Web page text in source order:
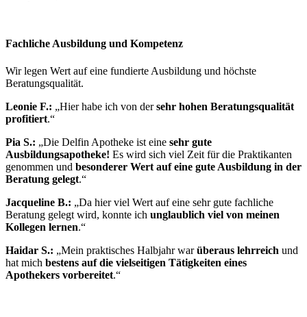
Fachliche Ausbildung und Kompetenz
Wir legen Wert auf eine fundierte Ausbildung und höchste
Beratungsqualität.
Leonie F.: „Hier habe ich von dersehr hohen Beratungsqualität
profitiert.“
Pia S.: „Die Delfin Apotheke ist eine sehr gute
Ausbildungsapotheke! Es wird sich viel Zeit für die Praktikanten
genommen und besonderer Wert auf eine gute Ausbildung in der
Beratung gelegt.“
Jacqueline B.: „Da hier viel Wert auf eine sehr gute fachliche
Beratung gelegt wird, konnte ich unglaublich viel von meinen
Kollegen lernen.“
Haidar S.: „Mein praktisches Halbjahr warüberaus lehrreich und
hat mich bestens auf die vielseitigen Tätigkeiten eines
Apothekers vorbereitet.“